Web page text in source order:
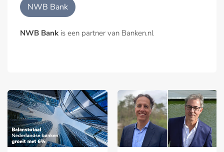
NWB Bank
NWB Bank is een partner van Banken.nl